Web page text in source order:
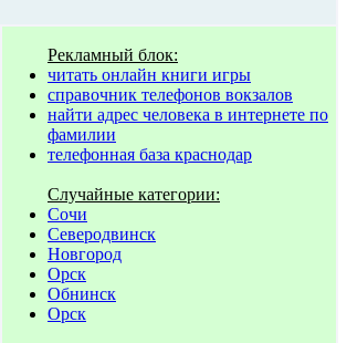
Рекламный блок:
читать онлайн книги игры
справочник телефонов вокзалов
найти адрес человека в интернете по
фамилии
телефонная база краснодар
Случайные категории:
Сочи
Северодвинск
Новгород
Орск
Обнинск
Орск